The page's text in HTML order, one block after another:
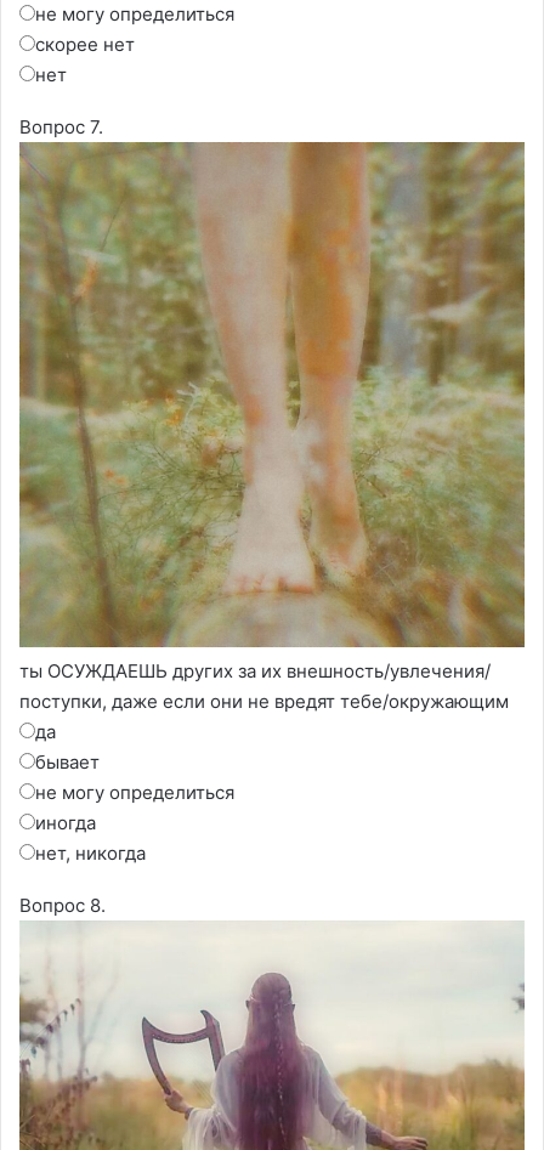
не могу определиться
скорее нет
нет
Вопрос 7.
ты ОСУЖДАЕШЬ других за их внешность/увлечения/
поступки, даже если они не вредят тебе/окружающим
да
бывает
не могу определиться
иногда
нет, никогда
Вопрос 8.